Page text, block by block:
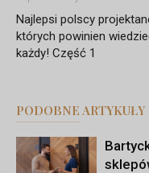
Najlepsi polscy
których powinien
każdy! Część 1
PODOBNE ARTYKUŁY